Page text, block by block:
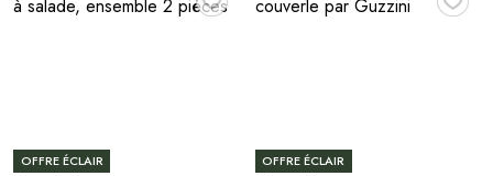
OFFRE ÉCLAIR OFFRE ÉCLAIR